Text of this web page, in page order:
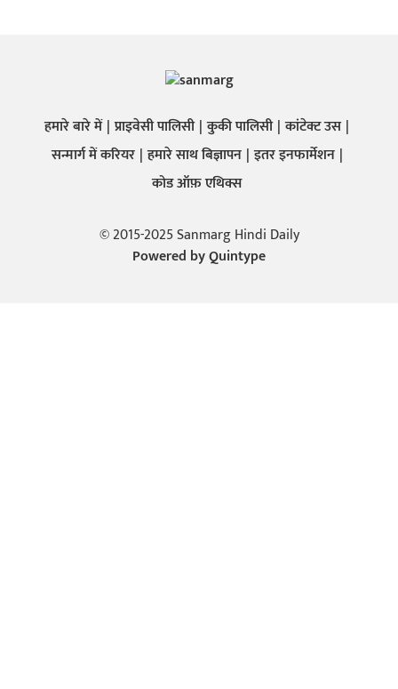
हमारे बारे में प्राइवेसी पालिसी कुकी पालिसी कांटेक्ट उस
सन्मार्ग में करियर हमारे साथ बिज्ञापन इतर इनफार्मेशन
कोड ऑफ़ एथिक्स
© 2015-2025 Sanmarg Hindi Daily
Powered byQuintype